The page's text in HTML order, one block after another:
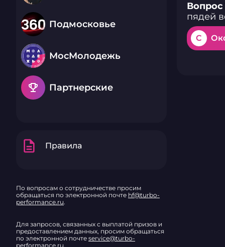
Подмосковье
МосМолодежь
emoji_events Партнерские
description Правила
По вопросам о сотрудничестве просим
обращаться по электронной почте hf@turbo-
performance.ru.
Для запросов, связанных с выплатой призов и
предоставлением данных, просим обращаться
по электронной почте service@turbo-
performance.ru.
Вопрос
пядей
C